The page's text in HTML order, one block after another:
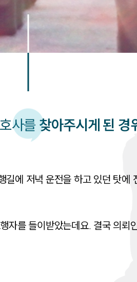
사를 찾아주시게 된 경
에 저녁 운전을 하고 있던 탓에
자를 들이받았는데요. 결국 의뢰